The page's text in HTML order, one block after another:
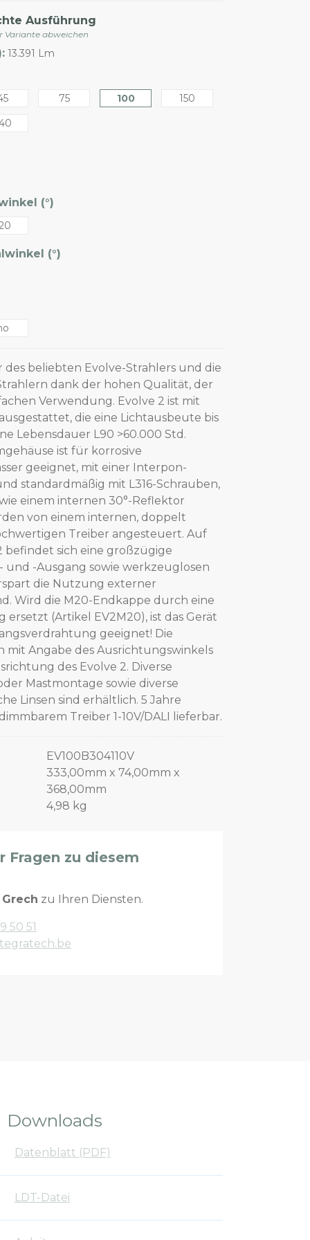
Ausführung
Variante abweichen
13.391 Lm
75 100
150
(°)
(°)
des beliebten Evolve-Strahlers und die
dank der hohen Qualität, der
Verwendung. Evolve 2 ist mit
die eine Lichtausbeute bis
Lebensdauer L90 >60.000 Std.
ist für korrosive
geeignet, mit einer Interpon-
standardmäßig mit L316-Schrauben,
einem internen 30°-Reflektor
von einem internen, doppelt
Treiber angesteuert. Auf
befindet sich eine großzügige
und -Ausgang sowie werkzeuglosen
die Nutzung externer
Wird die M20-Endkappe durch eine
ersetzt (Artikel EV2M20), ist das Gerät
geeignet! Die
mit Angabe des Ausrichtungswinkels
des Evolve 2. Diverse
Mastmontage sowie diverse
Linsen sind erhältlich. 5 Jahre
Treiber 1-10V/DALI lieferbar.
EV100B304110V
333,00mm x 74,00mm x
368,00mm
4,98 kg
Fragen zu diesem
Grech zu Ihren Diensten.
50 51
Downloads
Datenblatt (PDF)
LDT-Datei